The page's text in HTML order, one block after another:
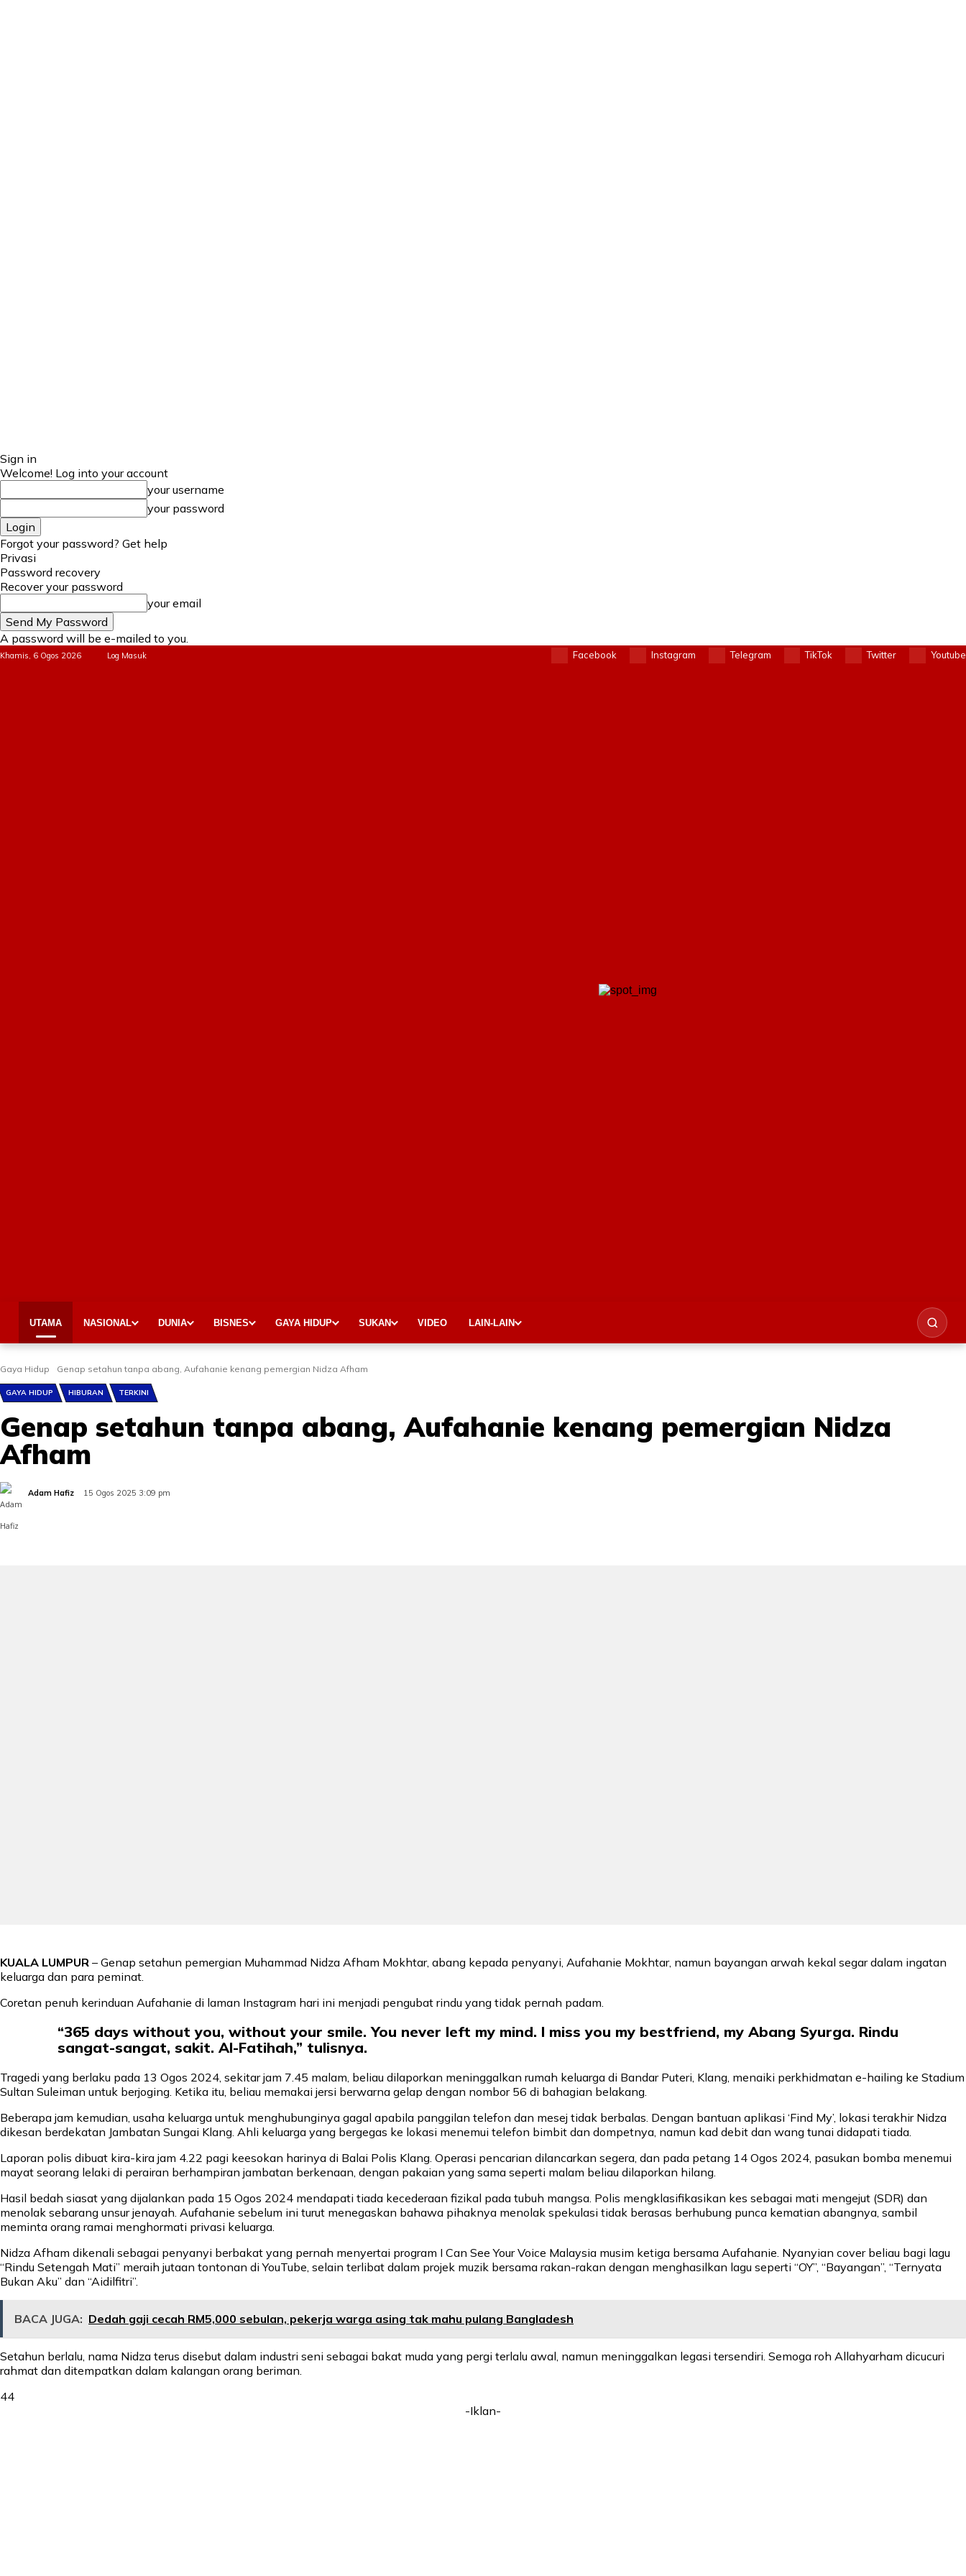
Sign in
Welcome! Log into your account
your username
your password
Forgot your password? Get help
Privasi
Password recovery
Recover your password
your email
A password will be e-mailed to you.
Khamis, 6 Ogos 2026 Log Masuk Facebook Instagram Telegram TikTok Twitter Youtube
UTAMA NASIONAL DUNIA BISNES GAYA HIDUP SUKAN VIDEO LAIN-LAIN
Gaya Hidup Genap setahun tanpa abang, Aufahanie kenang pemergian Nidza Afham
GAYA HIDUP HIBURAN TERKINI
Genap setahun tanpa abang, Aufahanie kenang pemergian Nidza
Afham
Adam Hafiz 15 Ogos 2025 3:09 pm
KUALA LUMPUR – Genap setahun pemergian Muhammad Nidza Afham Mokhtar, abang kepada penyanyi, Aufahanie Mokhtar, namun bayangan arwah kekal segar dalam ingatan
keluarga dan para peminat.
Coretan penuh kerinduan Aufahanie di laman Instagram hari ini menjadi pengubat rindu yang tidak pernah padam.
“365 days without you, without your smile. You never left my mind. I miss you my bestfriend, my Abang Syurga. Rindu
sangat-sangat, sakit. Al-Fatihah,” tulisnya.
Tragedi yang berlaku pada 13 Ogos 2024, sekitar jam 7.45 malam, beliau dilaporkan meninggalkan rumah keluarga di Bandar Puteri, Klang, menaiki perkhidmatan e-hailing ke Stadium
Sultan Suleiman untuk berjoging. Ketika itu, beliau memakai jersi berwarna gelap dengan nombor 56 di bahagian belakang.
Beberapa jam kemudian, usaha keluarga untuk menghubunginya gagal apabila panggilan telefon dan mesej tidak berbalas. Dengan bantuan aplikasi ‘Find My’, lokasi terakhir Nidza
dikesan berdekatan Jambatan Sungai Klang. Ahli keluarga yang bergegas ke lokasi menemui telefon bimbit dan dompetnya, namun kad debit dan wang tunai didapati tiada.
Laporan polis dibuat kira-kira jam 4.22 pagi keesokan harinya di Balai Polis Klang. Operasi pencarian dilancarkan segera, dan pada petang 14 Ogos 2024, pasukan bomba menemui
mayat seorang lelaki di perairan berhampiran jambatan berkenaan, dengan pakaian yang sama seperti malam beliau dilaporkan hilang.
Hasil bedah siasat yang dijalankan pada 15 Ogos 2024 mendapati tiada kecederaan fizikal pada tubuh mangsa. Polis mengklasifikasikan kes sebagai mati mengejut (SDR) dan
menolak sebarang unsur jenayah. Aufahanie sebelum ini turut menegaskan bahawa pihaknya menolak spekulasi tidak berasas berhubung punca kematian abangnya, sambil
meminta orang ramai menghormati privasi keluarga.
Nidza Afham dikenali sebagai penyanyi berbakat yang pernah menyertai program I Can See Your Voice Malaysia musim ketiga bersama Aufahanie. Nyanyian cover beliau bagi lagu
“Rindu Setengah Mati” meraih jutaan tontonan di YouTube, selain terlibat dalam projek muzik bersama rakan-rakan dengan menghasilkan lagu seperti “OY”, “Bayangan”, “Ternyata
Bukan Aku” dan “Aidilfitri”.
BACA JUGA: Dedah gaji cecah RM5,000 sebulan, pekerja warga asing tak mahu pulang Bangladesh
Setahun berlalu, nama Nidza terus disebut dalam industri seni sebagai bakat muda yang pergi terlalu awal, namun meninggalkan legasi tersendiri. Semoga roh Allahyarham dicucuri
rahmat dan ditempatkan dalam kalangan orang beriman.
44
-Iklan-